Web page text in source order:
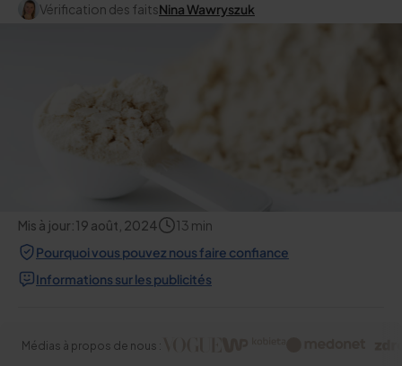
Vérification des faitsNina Wawryszuk
Mis à jour:19 août, 2024 13 min
Pourquoi vous pouvez nous faire confiance
Informations sur les publicités
Médias à propos de nous :